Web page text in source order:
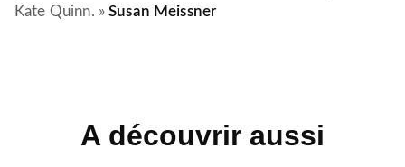
Kate Quinn. »Susan Meissner
A découvrir aussi